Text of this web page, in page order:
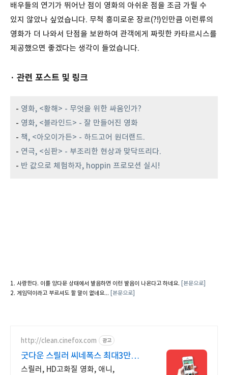
배우들의 연기가 뛰어난 점이 영화의 아쉬운 점을 조금 가릴 수
있지 않았나 싶었습니다. 무척 흥미로운 장르(?!)인만큼 이런류의
영화가 더 나와서 단점을 보완하여 관객에게 짜릿한 카타르시스를
제공했으면 좋겠다는 생각이 들었습니다.
· 관련 포스트 및 링크
- 영화, <황해> - 무엇을 위한 싸움인가?
- 영화, <블라인드> - 잘 만들어진 영화
- 책, <아오이가든> - 하드고어 원더랜드.
- 연극, <심판> - 부조리한 현상과 맞닥뜨리다.
- 반 값으로 체험하자, hoppin 프로모션 실시!
사랑한다. 이를 앙다문 상태에서 발음하면 이런 발음이 나온다고 하네요. [본문으로]
게임덕이라고 부르셔도 할 말이 없네요... [본문으로]
http://clean.cinefox.com 광고
굿다운 스릴러 씨네폭스 최대3만원
+10%추가적립
스릴러, HD고화질 영화, 애니,